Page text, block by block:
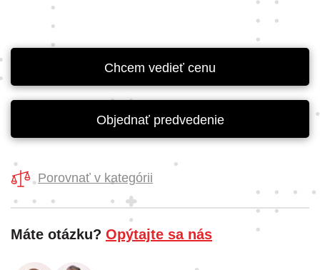
Chcem vedieť cenu
Objednať predvedenie
Porovnať v kategórii
Máte otázku? Opýtajte sa nás